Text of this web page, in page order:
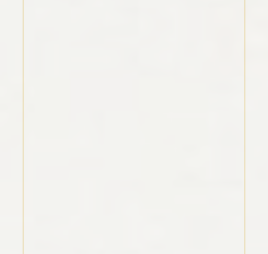
Kommentar Text